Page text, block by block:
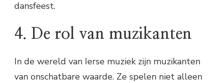
dansfeest.
4. De rol van muzikanten
In de wereld van Ierse muziek zijn muzikanten
van onschatbare waarde. Ze spelen niet alleen